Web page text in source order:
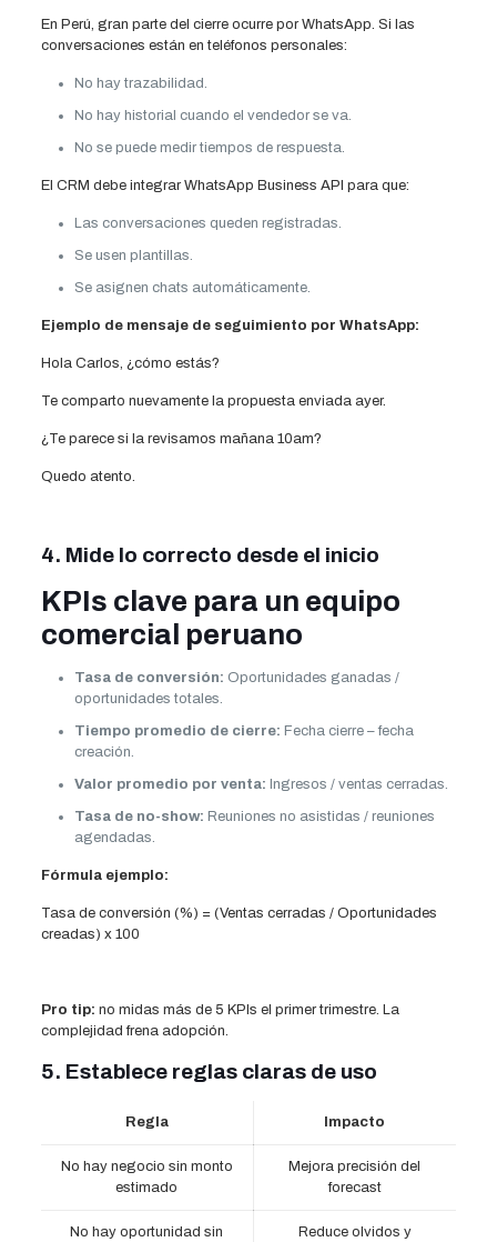
En Perú, gran parte del cierre ocurre por WhatsApp. Si las
conversaciones están en teléfonos personales:
No hay trazabilidad.
No hay historial cuando el vendedor se va.
No se puede medir tiempos de respuesta.
El CRM debe integrar WhatsApp Business API para que:
Las conversaciones queden registradas.
Se usen plantillas.
Se asignen chats automáticamente.
Ejemplo de mensaje de seguimiento por WhatsApp:
Hola Carlos, ¿cómo estás?
Te comparto nuevamente la propuesta enviada ayer.
¿Te parece si la revisamos mañana 10am?
Quedo atento.
4. Mide lo correcto desde el inicio
KPIs clave para un equipo
comercial peruano
Tasa de conversión: Oportunidades ganadas /
oportunidades totales.
Tiempo promedio de cierre: Fecha cierre – fecha
creación.
Valor promedio por venta: Ingresos / ventas cerradas.
Tasa de no-show: Reuniones no asistidas / reuniones
agendadas.
Fórmula ejemplo:
Tasa de conversión (%) = (Ventas cerradas / Oportunidades
creadas) x 100
Pro tip: no midas más de 5 KPIs el primer trimestre. La
complejidad frena adopción.
5. Establece reglas claras de uso
Regla Impacto
No hay negocio sin monto
estimado
Mejora precisión del
forecast
No hay oportunidad sin
Reduce olvidos y